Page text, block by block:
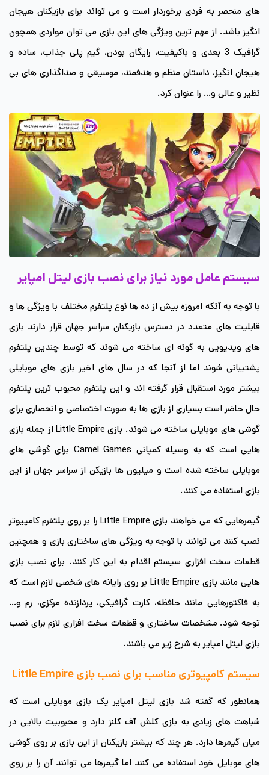
های منحصر به فردی برخوردار است و می تواند برای بازیکنان هیجان
انگیز باشد. از مهم ترین ویژگی های این بازی می توان مواردی همچون
گرافیک 3 بعدی و باکیفیت، رایگان بودن، گیم پلی جذاب، ساده و
هیجان انگیز، داستان منظم و هدفمند، موسیقی و صداگذاری های بی
نظیر و عالی و… را عنوان کرد.
سیستم عامل مورد نیاز برای نصب بازی لیتل امپایر
با توجه به آنکه امروزه بیش از ده ها نوع پلتفرم مختلف با ویژگی ها و
قابلیت های متعدد در دسترس بازیکنان سراسر جهان قرار دارند بازی
های ویدیویی به گونه ای ساخته می شوند که توسط چندین پلتفرم
پشتیبانی شوند اما از آنجا که در سال های اخیر بازی های موبایلی
بیشتر مورد استقبال قرار گرفته اند و این پلتفرم محبوب ترین پلتفرم
حال حاضر است بسیاری از بازی ها به صورت اختصاصی و انحصاری برای
گوشی های موبایلی ساخته می شوند. بازی Little Empire از جمله بازی
هایی است که به وسیله کمپانی Camel Games برای گوشی های
موبایلی ساخته شده است و میلیون ها بازیکن از سراسر جهان از این
بازی استفاده می کنند.
گیمرهایی که می خواهند بازی Little Empire را بر روی پلتفرم کامپیوتر
نصب کنند می توانند با توجه به ویژگی های ساختاری بازی و همچنین
قطعات سخت افزاری سیستم اقدام به این کار کنند. برای نصب بازی
هایی مانند بازی Little Empire بر روی رایانه های شخصی لازم است که
به فاکتورهایی مانند حافظه، کارت گرافیکی، پردازنده مرکزی، رم و…
توجه شود. مشخصات ساختاری و قطعات سخت افزاری لازم برای نصب
بازی لیتل امپایر به شرح زیر می باشند.
سیستم کامپیوتری مناسب برای نصب بازی Little Empire
همانطور که گفته شد بازی لیتل امپایر یک بازی موبایلی است که
شباهت های زیادی به بازی کلش آف کلنز دارد و محبوبیت بالایی در
میان گیمرها دارد. هر چند که بیشتر بازیکنان از این بازی بر روی گوشی
های موبایل خود استفاده می کنند اما گیمرها می توانند آن را بر روی